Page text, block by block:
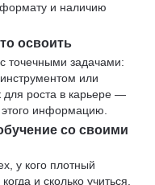
и наличию
освоить
точечными задачами:
или
для роста в карьере —
информацию.
со своими
у кого плотный
и сколько учиться.